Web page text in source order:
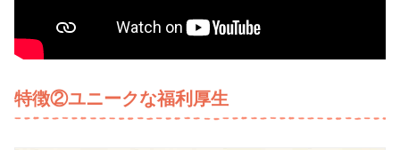
特徴②ユニークな福利厚生